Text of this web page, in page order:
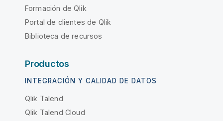
Formación de Qlik
Portal de clientes de Qlik
Biblioteca de recursos
Productos
INTEGRACIÓN Y CALIDAD DE DATOS
Qlik Talend
Qlik Talend Cloud